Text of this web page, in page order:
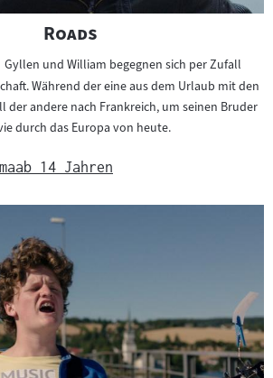
"
Roads
Gyllen und William begegnen sich per Zufall
Während der eine aus dem Urlaub mit den
der andere nach Frankreich, um seinen Bruder
durch das Europa von heute.
ab 14 Jahren